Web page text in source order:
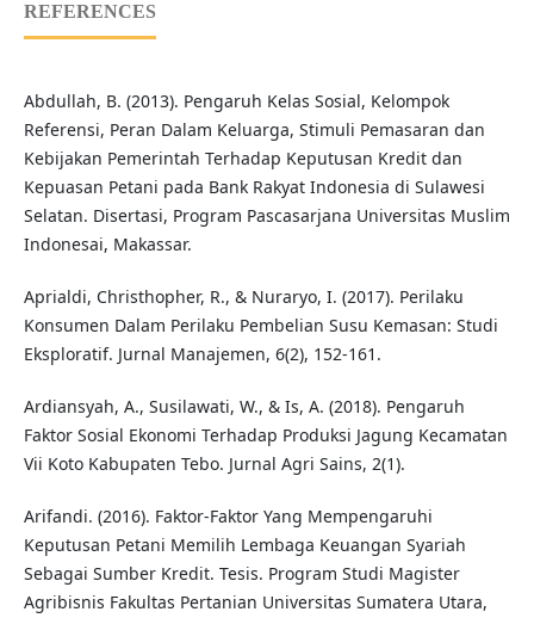
REFERENCES
Abdullah, B. (2013). Pengaruh Kelas Sosial, Kelompok
Referensi, Peran Dalam Keluarga, Stimuli Pemasaran dan
Kebijakan Pemerintah Terhadap Keputusan Kredit dan
Kepuasan Petani pada Bank Rakyat Indonesia di Sulawesi
Selatan. Disertasi, Program Pascasarjana Universitas Muslim
Indonesai, Makassar.
Aprialdi, Christhopher, R., & Nuraryo, I. (2017). Perilaku
Konsumen Dalam Perilaku Pembelian Susu Kemasan: Studi
Eksploratif. Jurnal Manajemen, 6(2), 152-161.
Ardiansyah, A., Susilawati, W., & Is, A. (2018). Pengaruh
Faktor Sosial Ekonomi Terhadap Produksi Jagung Kecamatan
Vii Koto Kabupaten Tebo. Jurnal Agri Sains, 2(1).
Arifandi. (2016). Faktor-Faktor Yang Mempengaruhi
Keputusan Petani Memilih Lembaga Keuangan Syariah
Sebagai Sumber Kredit. Tesis. Program Studi Magister
Agribisnis Fakultas Pertanian Universitas Sumatera Utara,